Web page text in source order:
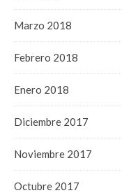
Marzo 2018
Febrero 2018
Enero 2018
Diciembre 2017
Noviembre 2017
Octubre 2017